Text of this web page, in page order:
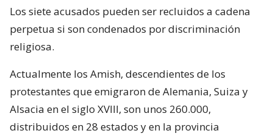
Los siete acusados pueden ser recluidos a cadena
perpetua si son condenados por discriminación
religiosa.
Actualmente los Amish, descendientes de los
protestantes que emigraron de Alemania, Suiza y
Alsacia en el siglo XVIII, son unos 260.000,
distribuidos en 28 estados y en la provincia